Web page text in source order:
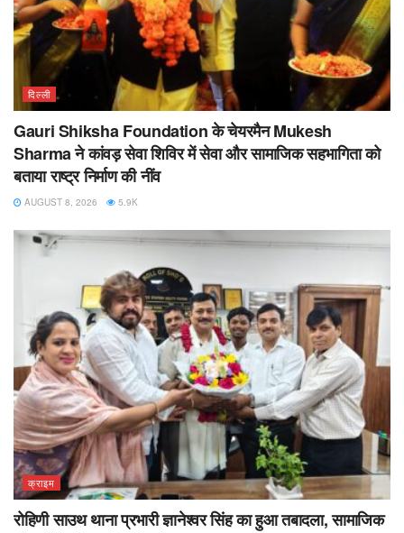
दिल्ली
Gauri Shiksha Foundation के चेयरमैन Mukesh
Sharma ने कांवड़ सेवा शिविर में सेवा और सामाजिक सहभागिता को
बताया राष्ट्र निर्माण की नींव
AUGUST 8, 2026 5.9K
क्राइम
रोहिणी साउथ थाना प्रभारी ज्ञानेश्वर सिंह का हुआ तबादला, सामाजिक